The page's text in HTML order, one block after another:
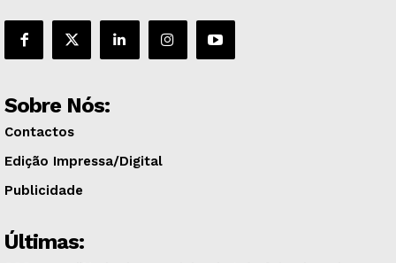
Sobre Nós:
Contactos
Edição Impressa/Digital
Publicidade
Últimas: